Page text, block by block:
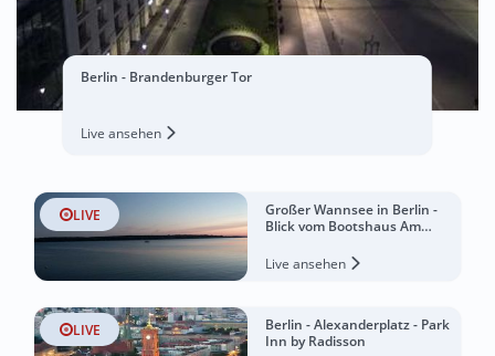
Berlin - Brandenburger Tor
Live ansehen
LIVE
Großer Wannsee in Berlin -
Blick vom Bootshaus Am
Live ansehen
LIVE
Berlin - Alexanderplatz - Park
Inn by Radisson